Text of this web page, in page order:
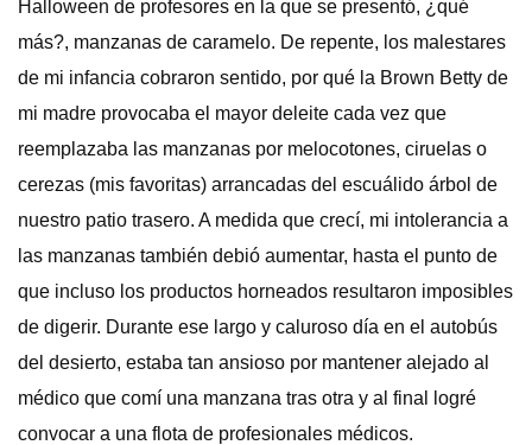
Halloween de profesores en la que se presentó, ¿qué
más?, manzanas de caramelo. De repente, los malestares
de mi infancia cobraron sentido, por qué la Brown Betty de
mi madre provocaba el mayor deleite cada vez que
reemplazaba las manzanas por melocotones, ciruelas o
cerezas (mis favoritas) arrancadas del escuálido árbol de
nuestro patio trasero. A medida que crecí, mi intolerancia a
las manzanas también debió aumentar, hasta el punto de
que incluso los productos horneados resultaron imposibles
de digerir. Durante ese largo y caluroso día en el autobús
del desierto, estaba tan ansioso por mantener alejado al
médico que comí una manzana tras otra y al final logré
convocar a una flota de profesionales médicos.